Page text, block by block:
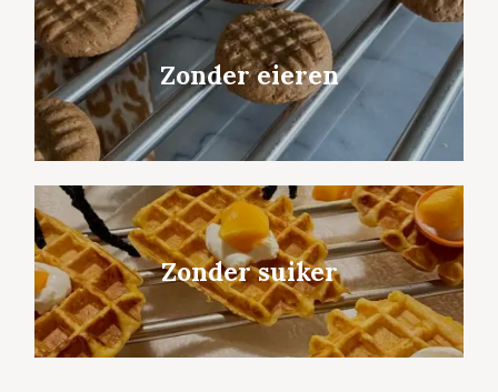
Zonder eieren
Zonder suiker